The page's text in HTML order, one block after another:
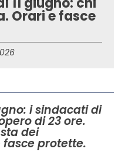
Orari e fasce
i sindacati di
di 23 ore.
dei
protette.